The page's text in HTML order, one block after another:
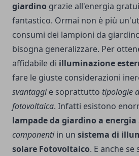
giardino grazie all'energia
fantastico. Ormai non è più
consumi dei lampioni da
bisogna generalizzare. Per
affidabile di illuminazione
fare le giuste considerazioni
svantaggie soprattutto tipologie
fotovoltaica. Infatti esistono
lampade da giardino a energia
componentiin un sistema di
solare Fotovoltaico. E anche se